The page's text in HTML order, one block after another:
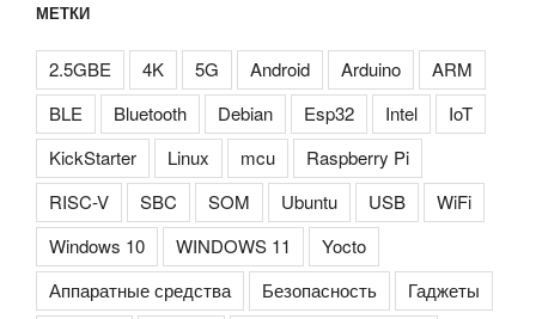
МЕТКИ
2.5GBE 4K 5G Android Arduino
ARM
BLE
Bluetooth Debian Esp32 Intel
IoT
KickStarter
Linux mcu
Raspberry Pi
RISC-V
SBC SOM Ubuntu USB
WiFi
Windows 10
WINDOWS 11
Yocto
Аппаратные средства
Безопасность
Гаджеты